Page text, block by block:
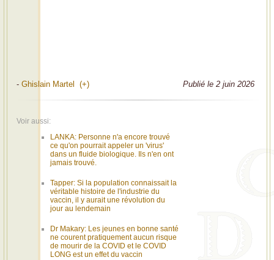
- Ghislain Martel (+) Publié le 2 juin 2026
Voir aussi:
LANKA: Personne n'a encore trouvé
ce qu'on pourrait appeler un 'virus'
dans un fluide biologique. Ils n'en ont
jamais trouvé.
Tapper: Si la population connaissait la
véritable histoire de l'industrie du
vaccin, il y aurait une révolution du
jour au lendemain
Dr Makary: Les jeunes en bonne santé
ne courent pratiquement aucun risque
de mourir de la COVID et le COVID
LONG est un effet du vaccin